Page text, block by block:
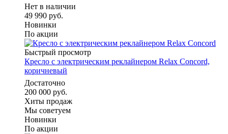
Нет в наличии
49 990 руб.
Новинки
По акции
Быстрый просмотр
Кресло с электрическим реклайнером Relax Concord,
коричневый
Достаточно
200 000 руб.
Хиты продаж
Мы советуем
Новинки
По акции